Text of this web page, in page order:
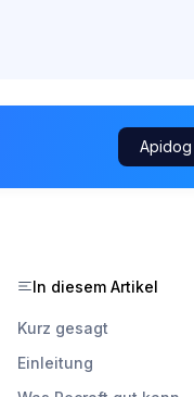
In diesem Artikel
Kurz gesagt
Einleitung